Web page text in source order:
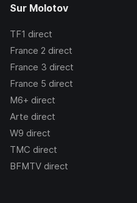
Sur Molotov
TF1 direct
France 2 direct
France 3 direct
France 5 direct
M6+ direct
Arte direct
W9 direct
TMC direct
BFMTV direct